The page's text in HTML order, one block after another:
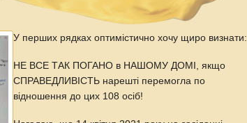
У перших рядках оптимістично хочу щиро визнати:
НЕ ВСЕ ТАК ПОГАНО в НАШОМУ ДОМІ, якщо
СПРАВЕДЛИВІСТЬ нарешті перемогла по
відношення до цих 108 осіб!